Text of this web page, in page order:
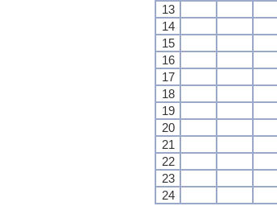
13
14
15
16
17
18
19
20
21
22
23
24